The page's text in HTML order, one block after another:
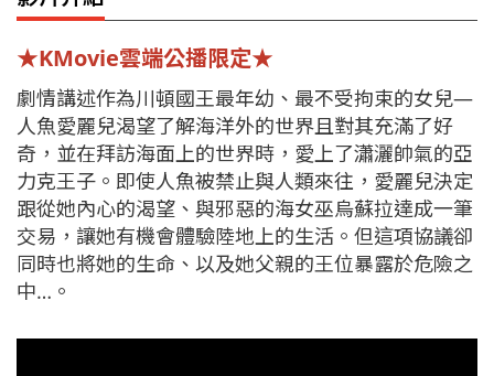
★KMovie雲端公播限定★
劇情講述作為川頓國王最年幼、最不受拘束的女兒—
人魚愛麗兒渴望了解海洋外的世界且對其充滿了好
奇，並在拜訪海面上的世界時，愛上了瀟灑帥氣的亞
力克王子。即使人魚被禁止與人類來往，愛麗兒決定
跟從她內心的渴望、與邪惡的海女巫烏蘇拉達成一筆
交易，讓她有機會體驗陸地上的生活。但這項協議卻
同時也將她的生命、以及她父親的王位暴露於危險之
中…。